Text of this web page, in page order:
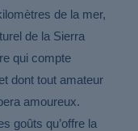
escapades du
votre
de la mer,
de la Sierra
qui compte
dont tout amateur
amoureux.
goûts qu’offre la